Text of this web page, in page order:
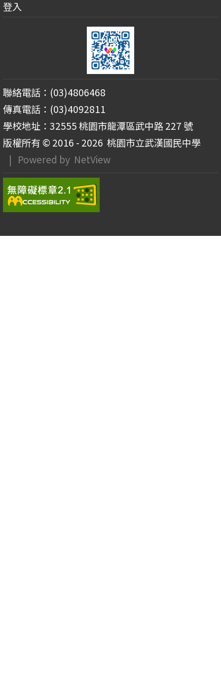
登入
聯絡電話：(03)4806468
傳真電話：(03)4092811
學校地址：32555 桃園市龍潭區武中路 227 號
版權所有 © 2016 - 2026 桃園市立武漢國民中學
| Powered by NetView